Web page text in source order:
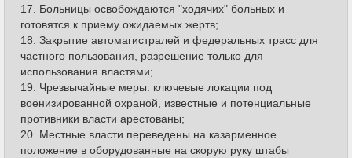
17. Больницы освобождаются "ходячих" больных и
готовятся к приему ожидаемых жертв;
18. Закрытие автомагистралей и федеральных трасс для
частного пользования, разрешение только для
использования властями;
19. Чрезвычайные меры: ключевые локации под
военизированной охраной, известные и потенциальные
противники власти арестованы;
20. Местные власти переведены на казарменное
положение в оборудованные на скорую руку штабы